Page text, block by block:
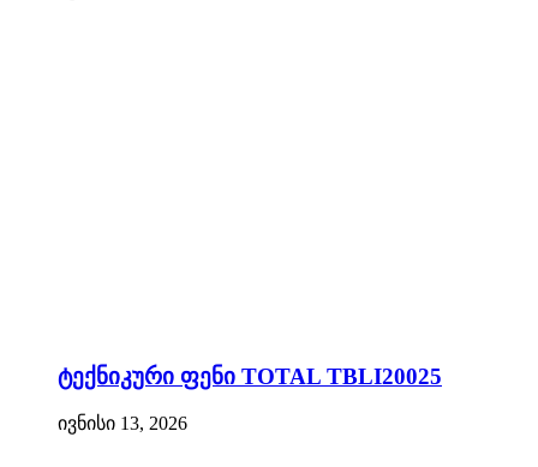
ტექნიკური ფენი TOTAL TBLI20025
ივნისი 13, 2026